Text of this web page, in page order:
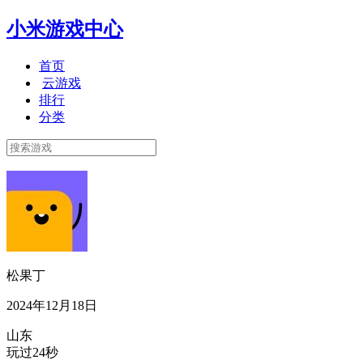
小米游戏中心
首页
云游戏
排行
分类
松果丁
2024年12月18日
山东
玩过24秒